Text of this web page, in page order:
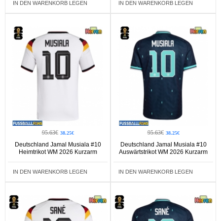
IN DEN WARENKORB LEGEN IN DEN WARENKORB LEGEN
95.63€ 38.25€
Deutschland Jamal Musiala #10
Heimtrikot WM 2026 Kurzarm
IN DEN WARENKORB LEGEN
95.63€ 38.25€
Deutschland Jamal Musiala #10
Auswärtstrikot WM 2026 Kurzarm
IN DEN WARENKORB LEGEN